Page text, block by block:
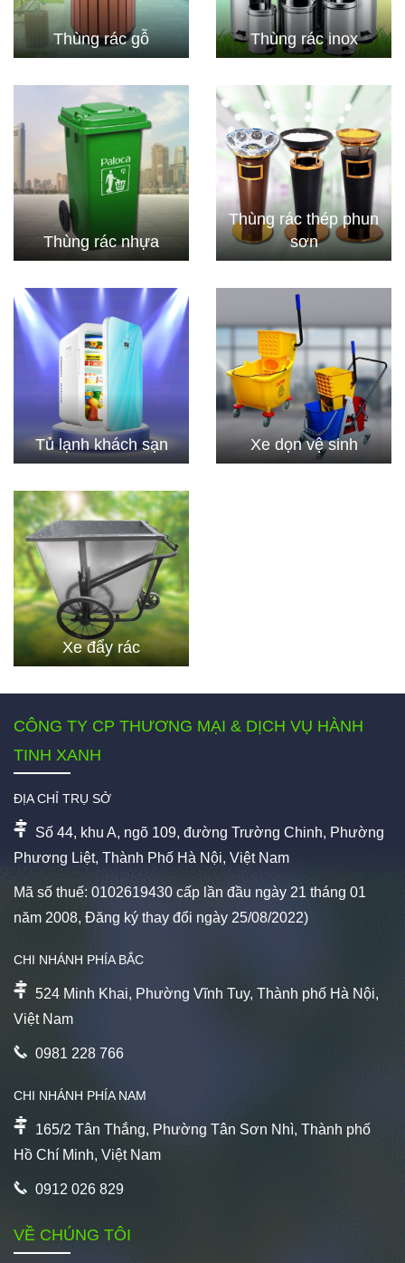
Thùng rác gỗ Thùng rác inox
Thùng rác nhựa
Thùng rác thép phun
sơn
Tủ lạnh khách sạn Xe dọn vệ sinh
Xe đẩy rác
CÔNG TY CP THƯƠNG MẠI & DỊCH VỤ HÀNH
TINH XANH
ĐỊA CHỈ TRỤ SỞ
Số 44, khu A, ngõ 109, đường Trường Chinh, Phường
Phương Liệt, Thành Phố Hà Nội, Việt Nam
Mã số thuế: 0102619430 cấp lần đầu ngày 21 tháng 01
năm 2008, Đăng ký thay đổi ngày 25/08/2022)
CHI NHÁNH PHÍA BẮC
524 Minh Khai, Phường Vĩnh Tuy, Thành phố Hà Nội,
Việt Nam
0981 228 766
CHI NHÁNH PHÍA NAM
165/2 Tân Thắng, Phường Tân Sơn Nhì, Thành phố
Hồ Chí Minh, Việt Nam
0912 026 829
VỀ CHÚNG TÔI